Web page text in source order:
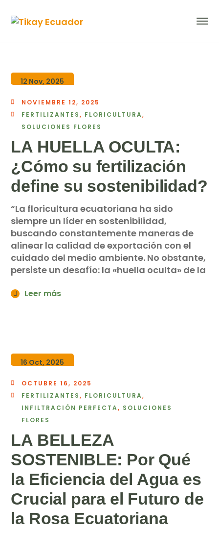
12 Nov, 2025
NOVIEMBRE 12, 2025
FERTILIZANTES, FLORICULTURA,
SOLUCIONES FLORES
LA HUELLA OCULTA:
¿Cómo su fertilización
define su sostenibilidad?
“La floricultura ecuatoriana ha sido
siempre un líder en sostenibilidad,
buscando constantemente maneras de
alinear la calidad de exportación con el
cuidado del medio ambiente. No obstante,
persiste un desafío: la «huella oculta» de la
Leer más
16 Oct, 2025
OCTUBRE 16, 2025
FERTILIZANTES, FLORICULTURA,
INFILTRACIÓN PERFECTA, SOLUCIONES
FLORES
LA BELLEZA
SOSTENIBLE: Por Qué
la Eficiencia del Agua es
Crucial para el Futuro de
la Rosa Ecuatoriana